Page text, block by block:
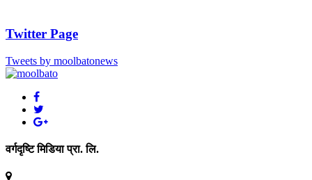
Twitter Page
Tweets by moolbatonews
वर्गदृष्टि मिडिया प्रा. लि.